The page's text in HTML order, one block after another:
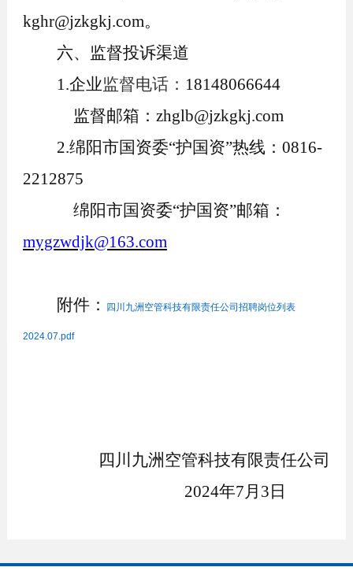
kghr@jzkgkj.com。
六、监督投诉渠道
1.企业监督电话： 18148066644
监督邮箱： zhglb@jzkgkj.com
2.绵阳市国资委“护国资”热线： 0816-
2212875
绵阳市国资委“护国资”邮箱：
mygzwdjk@163.com
附件： 四川九洲空管科技有限责任公司招聘岗位列表
2024.07.pdf
四川九洲空管科技有限责任公司
2024年7月 3 日